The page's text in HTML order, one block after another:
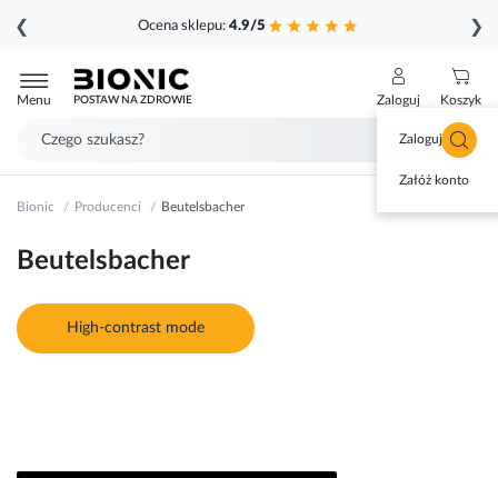
Ocena sklepu: 4.9/5
❮ ❯
do
treści
Menu POSTAW NA ZDROWIE Zaloguj
Zaloguj się
Załóż konto
Koszyk
Bionic Producenci Beutelsbacher
Beutelsbacher
High-contrast mode